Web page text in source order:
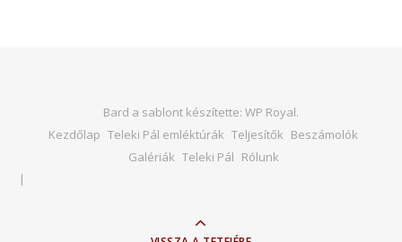
Bard a sablont készítette: WP Royal.
Kezdőlap Teleki Pál emléktúrák Teljesítők Beszámolók
Galériák Teleki Pál Rólunk